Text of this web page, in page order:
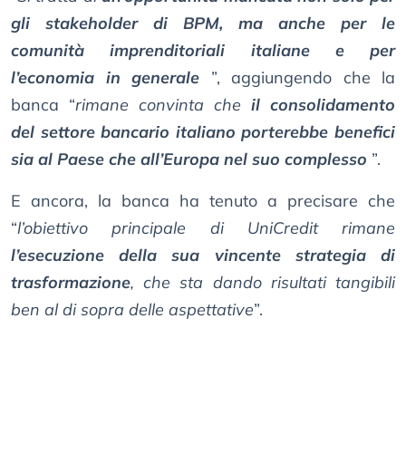
gli stakeholder di BPM, ma anche per le
comunità imprenditoriali italiane e per
l’economia in generale
”, aggiungendo che la
banca “rimane convinta che il consolidamento
del settore bancario italiano porterebbe benefici
sia al Paese che all’Europa nel suo complesso ”.
E ancora, la banca ha tenuto a precisare che
“l’obiettivo principale di UniCredit rimane
l’esecuzione della sua vincente strategia di
trasformazione, che sta dando risultati tangibili
ben al di sopra delle aspettative”.